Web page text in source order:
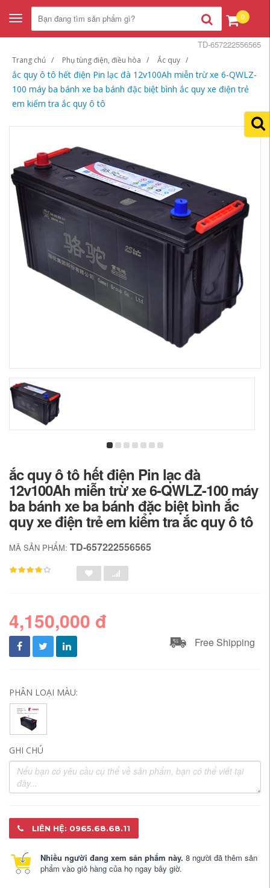
Toggle
navigation
0
Trang chủ Phụ tùng điện, điều hòa Ắc quy
ắc quy ô tô hết điện Pin lạc đà 12v100Ah miễn trừ xe 6-QWLZ-
100 máy ba bánh xe ba bánh đặc biệt bình ắc quy xe điện trẻ
em kiểm tra ắc quy ô tô
TD-657222556565
ắc quy ô tô hết điện Pin lạc đà
12v100Ah miễn trừ xe 6-QWLZ-100 máy
ba bánh xe ba bánh đặc biệt bình ắc
quy xe điện trẻ em kiểm tra ắc quy ô tô
MÃ SẢN PHẨM: TD-657222556565
4,150,000 đ
Free Shipping
PHÂN LOẠI MÀU:
GHI CHÚ
LIÊN HỆ: 0965.68.68.11
Nhiều người đang xem sản phẩm này. 8 người đã thêm sản
phẩm vào giỏ hàng của họ ngay bây giờ.